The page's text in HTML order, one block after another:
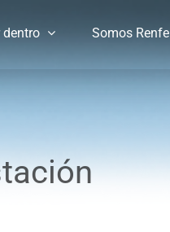
dentro Somos Renfe